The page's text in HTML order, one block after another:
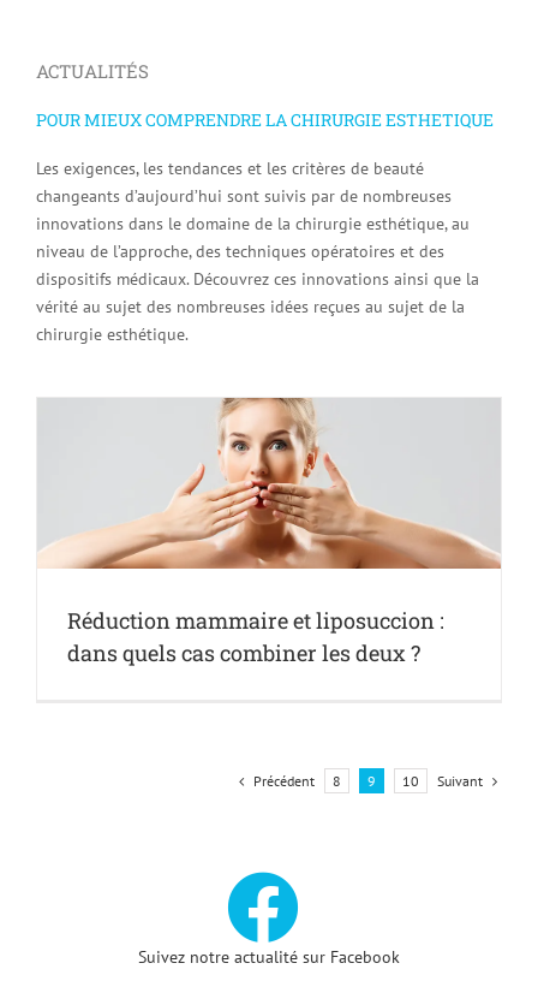
ACTUALITÉS
POUR MIEUX COMPRENDRE LA CHIRURGIE ESTHETIQUE
Les exigences, les tendances et les critères de beauté
changeants d’aujourd’hui sont suivis par de nombreuses
innovations dans le domaine de la chirurgie esthétique, au
niveau de l’approche, des techniques opératoires et des
dispositifs médicaux. Découvrez ces innovations ainsi que la
vérité au sujet des nombreuses idées reçues au sujet de la
chirurgie esthétique.
Réduction mammaire et liposuccion :
dans quels cas combiner les deux ?
Précédent 8 9 10 Suivant
Suivez notre actualité sur Facebook